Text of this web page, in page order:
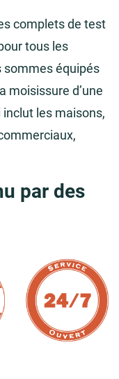
complets de test
tous les
sommes équipés
moisissure d’une
les maisons,
par des